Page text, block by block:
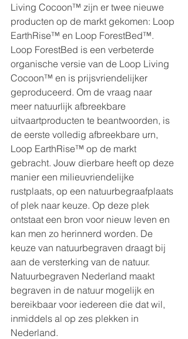
Living Cocoon™ zijn er twee nieuwe
producten op de markt gekomen: Loop
EarthRise™ en Loop ForestBed™.
Loop ForestBed is een verbeterde
organische versie van de Loop Living
Cocoon™ en is prijsvriendelijker
geproduceerd. Om de vraag naar
meer natuurlijk afbreekbare
uitvaartproducten te beantwoorden, is
de eerste volledig afbreekbare urn,
Loop EarthRise™ op de markt
gebracht. Jouw dierbare heeft op deze
manier een milieuvriendelijke
rustplaats, op een natuurbegraafplaats
of plek naar keuze. Op deze plek
ontstaat een bron voor nieuw leven en
kan men zo herinnerd worden. De
keuze van natuurbegraven draagt bij
aan de versterking van de natuur.
Natuurbegraven Nederland maakt
begraven in de natuur mogelijk en
bereikbaar voor iedereen die dat wil,
inmiddels al op zes plekken in
Nederland.